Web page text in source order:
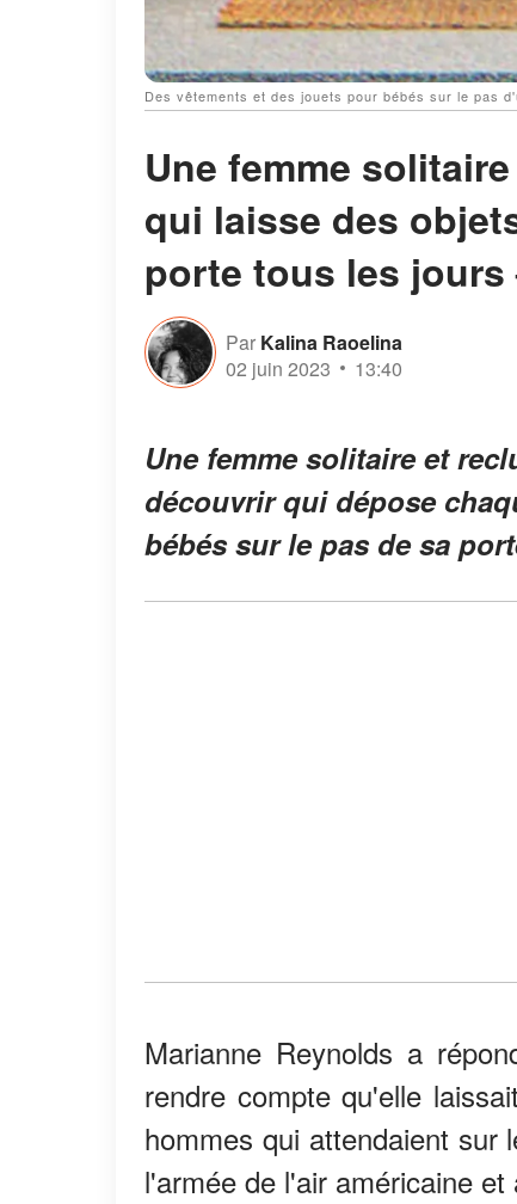
Des vêtements et des jouets pour bébés sur le pas
Une femme
qui laisse des
porte tous les
Par Kalina Raoelina
02 juin 2023
13:40
Une femme solitaire et
découvrir qui dépose
bébés sur le pas de sa
Marianne Reynolds a
rendre compte qu'elle
hommes qui attendaient sur
l'armée de l'air américaine